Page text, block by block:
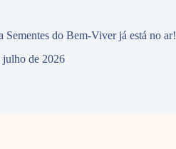
Sementes do Bem-Viver já está no ar!
julho de 2026